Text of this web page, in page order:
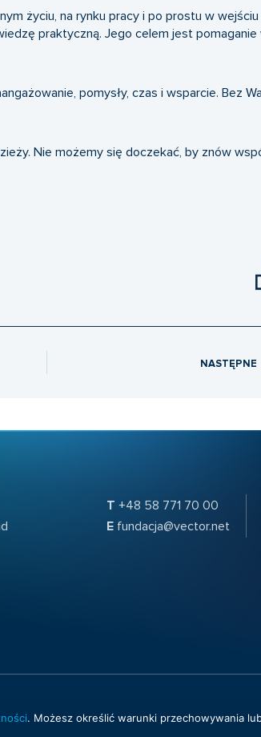
życiu, na rynku pracy i po prostu w
praktyczną. Jego celem jest pomaganie
pomysły, czas i wsparcie. Bez
Nie możemy się doczekać, by znów
NASTĘPNE
T +48 58 771 70 00
E fundacja@vector.net
. Możesz określić warunki przechowywania